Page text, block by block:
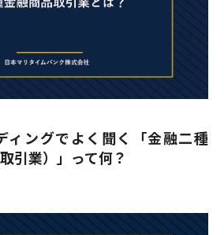
ィングでよく聞く「金融二種
引業）」って何？